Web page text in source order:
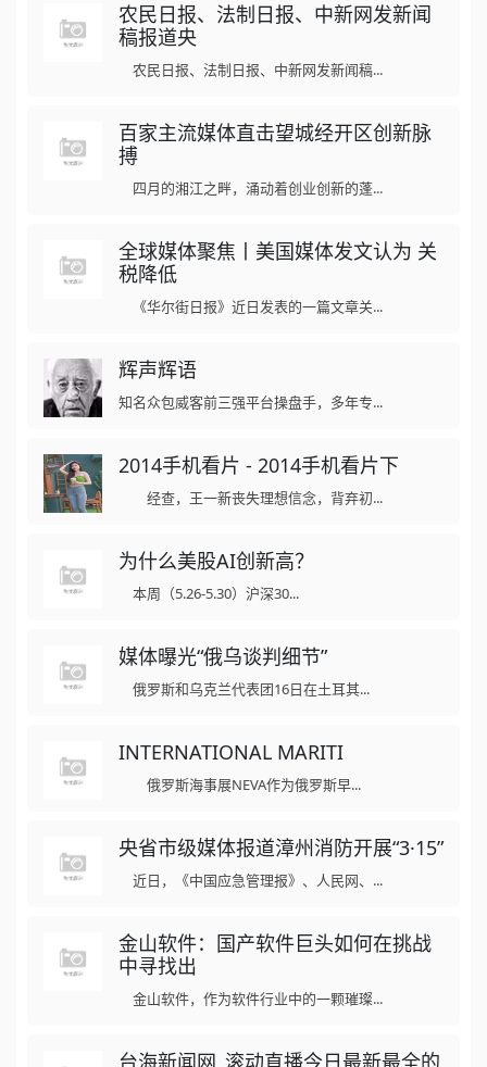
农民日报、法制日报、中新网发新闻
稿报道央
农民日报、法制日报、中新网发新闻稿...
百家主流媒体直击望城经开区创新脉
搏
四月的湘江之畔，涌动着创业创新的蓬...
全球媒体聚焦丨美国媒体发文认为 关
税降低
《华尔街日报》近日发表的一篇文章关...
辉声辉语
知名众包威客前三强平台操盘手，多年专...
2014手机看片 - 2014手机看片下
经查，王一新丧失理想信念，背弃初...
为什么美股AI创新高？
本周（5.26-5.30）沪深30...
媒体曝光“俄乌谈判细节”
俄罗斯和乌克兰代表团16日在土耳其...
INTERNATIONAL MARITI
俄罗斯海事展NEVA作为俄罗斯早...
央省市级媒体报道漳州消防开展“3·15”
近日，《中国应急管理报》、人民网、...
金山软件：国产软件巨头如何在挑战
中寻找出
金山软件，作为软件行业中的一颗璀璨...
台海新闻网_滚动直播今日最新最全的